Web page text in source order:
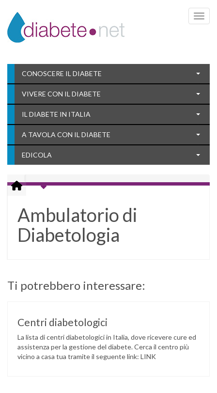
Toggle
CONOSCERE IL DIABETE
VIVERE CON IL DIABETE
IL DIABETE IN ITALIA
A TAVOLA CON IL DIABETE
EDICOLA
Ambulatorio di
Diabetologia
Ti potrebbero interessare:
Centri diabetologici
La lista di centri diabetologici in Italia, dove ricevere cure ed
assistenza per la gestione del diabete. Cerca il centro più
vicino a casa tua tramite il seguente link: LINK